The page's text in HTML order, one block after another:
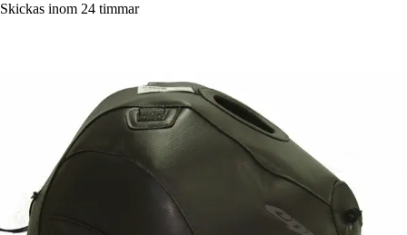
Skickas inom 24 timmar